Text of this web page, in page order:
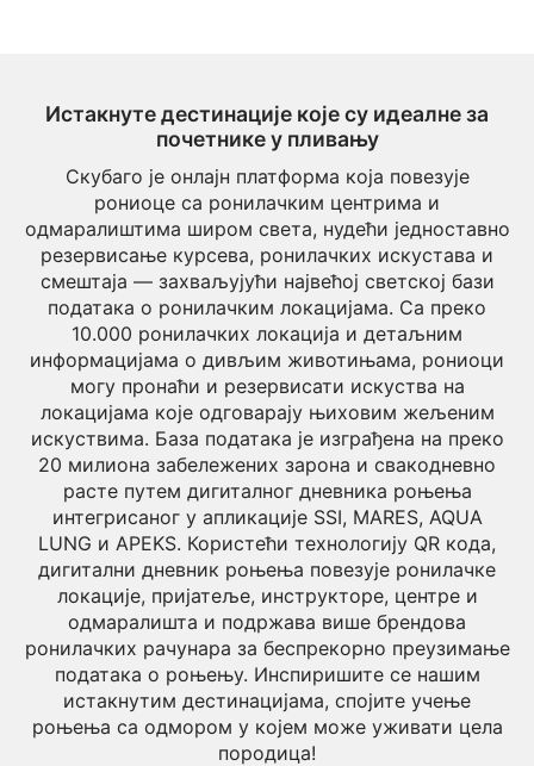
Истакнуте дестинације које су идеалне за
почетнике у пливању
Скубаго је онлајн платформа која повезује
рониоце са ронилачким центрима и
одмаралиштима широм света, нудећи једноставно
резервисање курсева, ронилачких искустава и
смештаја — захваљујући највећој светској бази
података о ронилачким локацијама. Са преко
10.000 ронилачких локација и детаљним
информацијама о дивљим животињама, рониоци
могу пронаћи и резервисати искуства на
локацијама које одговарају њиховим жељеним
искуствима. База података је изграђена на преко
20 милиона забележених зарона и свакодневно
расте путем дигиталног дневника роњења
интегрисаног у апликације SSI, MARES, AQUA
LUNG и APEKS. Користећи технологију QR кода,
дигитални дневник роњења повезује ронилачке
локације, пријатеље, инструкторе, центре и
одмаралишта и подржава више брендова
ронилачких рачунара за беспрекорно преузимање
података о роњењу. Инспиришите се нашим
истакнутим дестинацијама, спојите учење
роњења са одмором у којем може уживати цела
породица!